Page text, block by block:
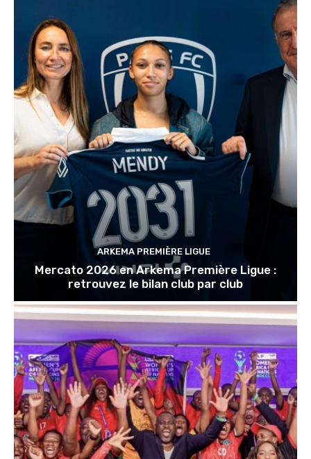
ARKEMA PREMIÈRE LIGUE
Mercato 2026 en Arkema Première Ligue :
retrouvez le bilan club par club